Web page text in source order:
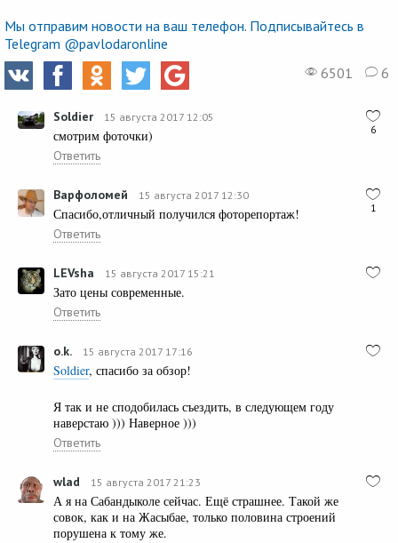
Мы отправим новости на ваш телефон. Подписывайтесь в
Telegram @pavlodaronline
6501
6
6
Soldier 15 августа 2017 12:05
смотрим фоточки)
Ответить
1
Варфоломей 15 августа 2017 12:30
Спасибо,отличный получился фоторепортаж!
Ответить
LEVsha 15 августа 2017 15:21
Зато цены современные.
Ответить
o.k. 15 августа 2017 17:16
Soldier, спасибо за обзор!
Я так и не сподобилась съездить, в следующем году
наверстаю ))) Наверное )))
Ответить
wlad 15 августа 2017 21:23
А я на Сабандыколе сейчас. Ещё страшнее. Такой же
совок, как и на Жасыбае, только половина строений
порушена к тому же.